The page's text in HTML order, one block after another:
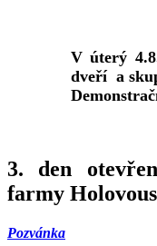
V úterý
dveří a
3. den
farmy
Pozvánka